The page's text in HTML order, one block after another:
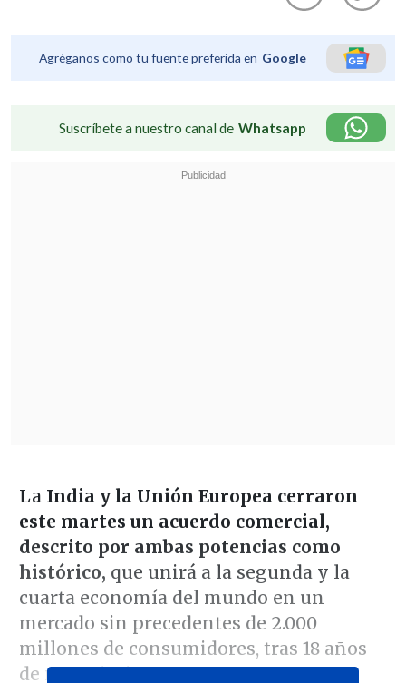
Agréganos como tu fuente preferida en Google
Suscríbete a nuestro canal de Whatsapp
LaIndia y la Unión Europea cerraron
este martes un acuerdo comercial,
descrito por ambas potencias como
histórico, que unirá a la segunda y la
cuarta economía del mundo en un
mercado sin precedentes de 2.000
millones de consumidores, tras 18 años
de negociaciones.